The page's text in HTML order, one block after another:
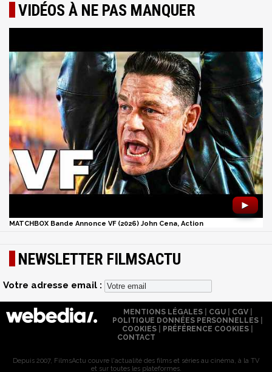
VIDÉOS À NE PAS MANQUER
►
MATCHBOX Bande Annonce VF (2026) John Cena, Action
NEWSLETTER FILMSACTU
Votre adresse email :
MENTIONS LÉGALES| CGU| CGV|
POLITIQUE DONNÉES PERSONNELLES
COOKIES
PRÉFÉRENCE COOKIES
CONTACT
Depuis 2007, FilmsActu couvre l'actualité des films et séries au cinéma, à la TV
et sur toutes les plateformes.